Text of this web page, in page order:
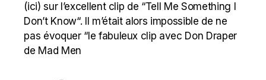
(ici) sur l’excellent clip de “Tell Me Something I
Don’t Know“. Il m’était alors impossible de ne
pas évoquer “le fabuleux clip avec Don Draper
de Mad Men